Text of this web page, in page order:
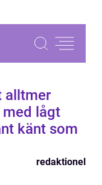
alltmer
lågt
känt som
redaktionel